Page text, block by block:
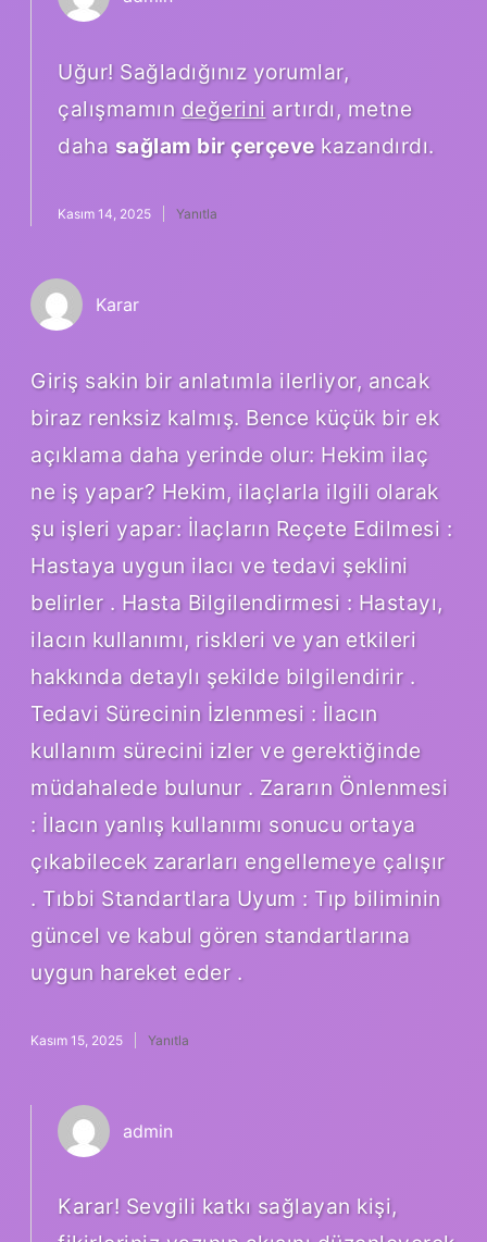
Uğur! Sağladığınız yorumlar,
çalışmamın değerini artırdı, metne
daha sağlam bir çerçevekazandırdı.
Kasım 14, 2025 Yanıtla
Karar
Giriş sakin bir anlatımla ilerliyor, ancak
biraz renksiz kalmış. Bence küçük bir ek
açıklama daha yerinde olur: Hekim ilaç
ne iş yapar? Hekim, ilaçlarla ilgili olarak
şu işleri yapar: İlaçların Reçete Edilmesi :
Hastaya uygun ilacı ve tedavi şeklini
belirler . Hasta Bilgilendirmesi : Hastayı,
ilacın kullanımı, riskleri ve yan etkileri
hakkında detaylı şekilde bilgilendirir .
Tedavi Sürecinin İzlenmesi : İlacın
kullanım sürecini izler ve gerektiğinde
müdahalede bulunur . Zararın Önlenmesi
: İlacın yanlış kullanımı sonucu ortaya
çıkabilecek zararları engellemeye çalışır
. Tıbbi Standartlara Uyum : Tıp biliminin
güncel ve kabul gören standartlarına
uygun hareket eder .
Kasım 15, 2025 Yanıtla
admin
Karar! Sevgili katkı sağlayan kişi,